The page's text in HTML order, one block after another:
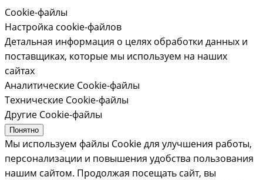
Cookie-файлы
Настройка cookie-файлов
Детальная информация о целях обработки данных и
поставщиках, которые мы используем на наших
сайтах
Аналитические Cookie-файлы
Технические Cookie-файлы
Другие Cookie-файлы
Понятно
Мы используем файлы Cookie для улучшения работы,
персонализации и повышения удобства пользования
нашим сайтом. Продолжая посещать сайт, вы